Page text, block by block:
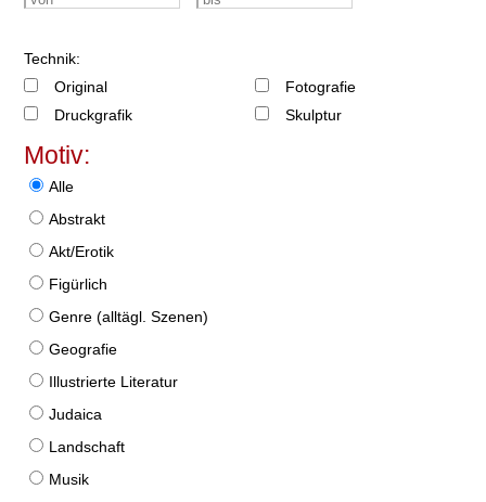
Technik:
Original
Druckgrafik
Fotografie
Skulptur
Motiv:
Alle
Abstrakt
Akt/Erotik
Figürlich
Genre (alltägl. Szenen)
Geografie
Illustrierte Literatur
Judaica
Landschaft
Musik